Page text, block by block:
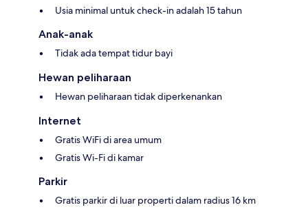
Usia minimal untuk check-in adalah 15 tahun
Anak-anak
Tidak ada tempat tidur bayi
Hewan peliharaan
Hewan peliharaan tidak diperkenankan
Internet
Gratis WiFi di area umum
Gratis Wi-Fi di kamar
Parkir
Gratis parkir di luar properti dalam radius 16 km